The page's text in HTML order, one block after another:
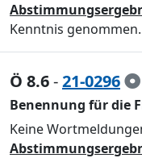
Kenntnis genommen.
Ö 8.6-21-0296
Benennung für die
Keine